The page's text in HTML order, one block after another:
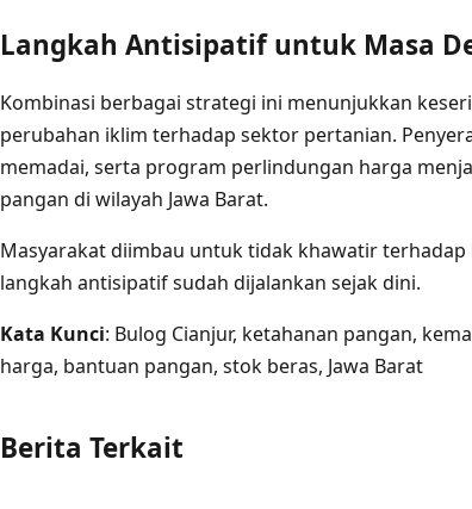
Langkah Antisipatif untuk Masa
Kombinasi berbagai strategi ini menunjukkan
perubahan iklim terhadap sektor pertanian.
memadai, serta program perlindungan harga
pangan di wilayah Jawa Barat.
Masyarakat diimbau untuk tidak khawatir
langkah antisipatif sudah dijalankan sejak dini.
Kata Kunci: Bulog Cianjur, ketahanan pangan,
harga, bantuan pangan, stok beras, Jawa Barat
Berita Terkait